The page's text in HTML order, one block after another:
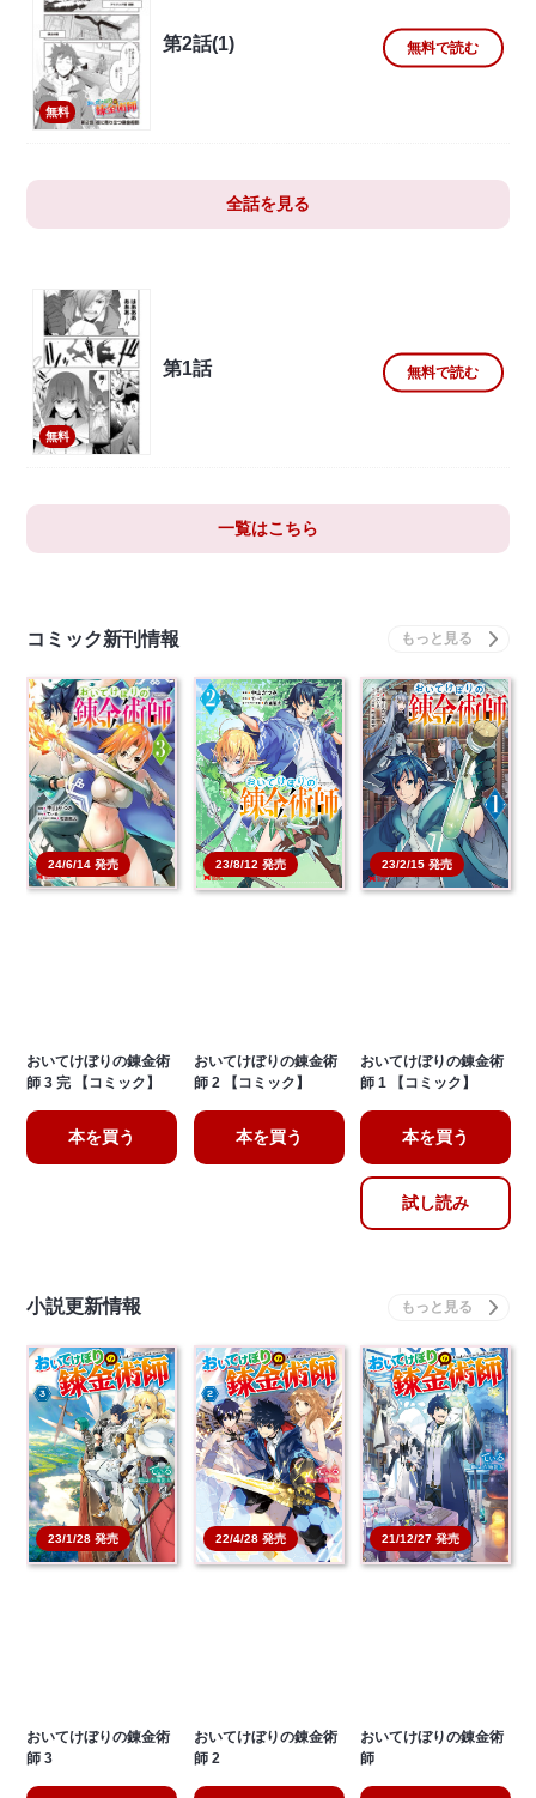
無料
第2話(1) 無料で読む
全話を見る
無料
第1話 無料で読む
一覧はこちら
コミック新刊情報
24/6/14 発売
おいてけぼりの錬金術
師 3 完 【コミック】
本を買う
23/8/12 発売
おいてけぼりの錬金術
師 2 【コミック】
本を買う
23/2/15 発売
おいてけぼりの錬金術
師 1 【コミック】
本を買う
試し読み
小説更新情報
23/1/28 発売
おいてけぼりの錬金術
師 3
22/4/28 発売
おいてけぼりの錬金術
師 2
21/12/27 発売
おいてけぼりの錬金術
師